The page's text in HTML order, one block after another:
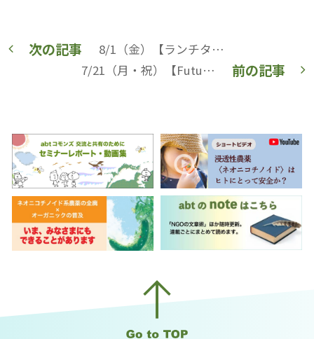
次の記事 8/1（金）【ランチタイムイベント】 子育て世代と枯れない世代によるトークセッション 「子どもや孫たちに、どんな未来を手渡したいか――」
前の記事
7/21（月・祝）【Future Dialogue】第11回 ～東アジアにおける脱原発と気候正義の最前線～